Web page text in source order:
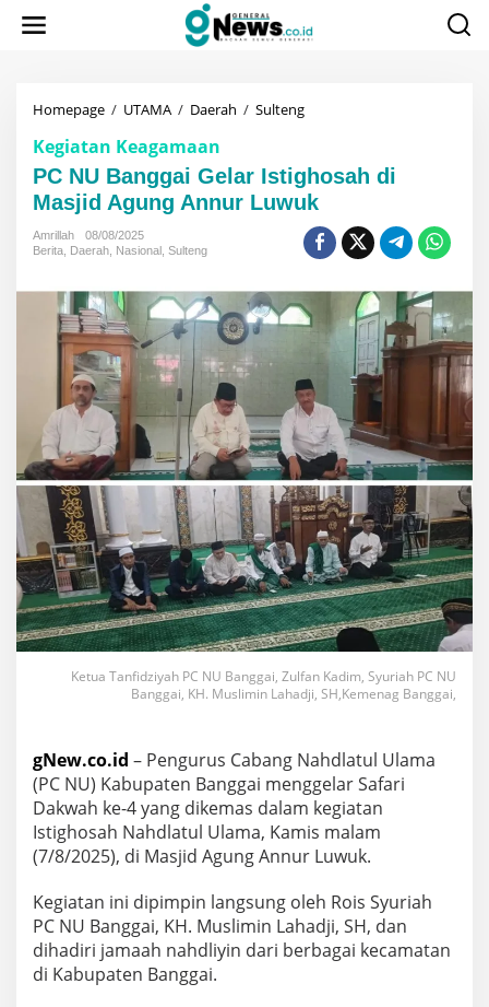
Homepage / UTAMA / Daerah / SultengPC
Gelar
Istighosah
di
Masjid
Agung
Annur
Kegiatan Keagamaan
PC NU Banggai Gelar Istighosah di
Masjid Agung Annur Luwuk
Amrillah
08/08/2025
Berita Daerah Nasional Sulteng
Ketua Tanfidziyah PC NU Banggai, Zulfan Kadim, Syuriah PC NU
Banggai, KH. Muslimin Lahadji, SH,Kemenag Banggai,
gNew.co.id – Pengurus Cabang Nahdlatul Ulama
(PC NU) Kabupaten Banggai menggelar Safari
Dakwah ke-4 yang dikemas dalam kegiatan
Istighosah Nahdlatul Ulama, Kamis malam
(7/8/2025), di Masjid Agung Annur Luwuk.
Kegiatan ini dipimpin langsung oleh Rois Syuriah
PC NU Banggai, KH. Muslimin Lahadji, SH, dan
dihadiri jamaah nahdliyin dari berbagai kecamatan
di Kabupaten Banggai.